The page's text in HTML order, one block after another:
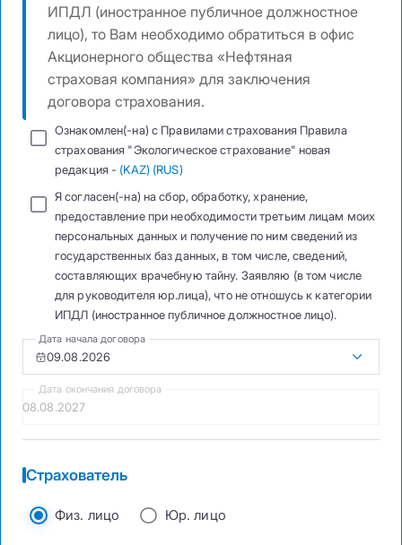
ИПДЛ (иностранное публичное должностное
лицо), то Вам необходимо обратиться в офис
Акционерного общества «Нефтяная
страховая компания» для заключения
договора страхования.
Ознакомлен(-на) с Правилами страхования Правила
страхования "Экологическое страхование" новая
редакция - (KAZ) (RUS)
Я согласен(-на) на сбор, обработку, хранение,
предоставление при необходимости третьим лицам моих
персональных данных и получение по ним сведений из
государственных баз данных, в том числе, сведений,
составляющих врачебную тайну. Заявляю (в том числе
для руководителя юр.лица), что не отношусь к категории
ИПДЛ (иностранное публичное должностное лицо).
Дата начала договора
Дата окончания договора
Страхователь
Физ. лицо Юр. лицо